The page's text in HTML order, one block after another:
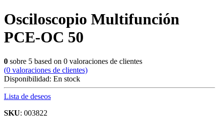
Osciloscopio Multifunción
PCE-OC 50
0 sobre 5 based on 0 valoraciones de clientes
(0 valoraciones de clientes)
Disponibilidad: En stock
Lista de deseos
SKU: 003822